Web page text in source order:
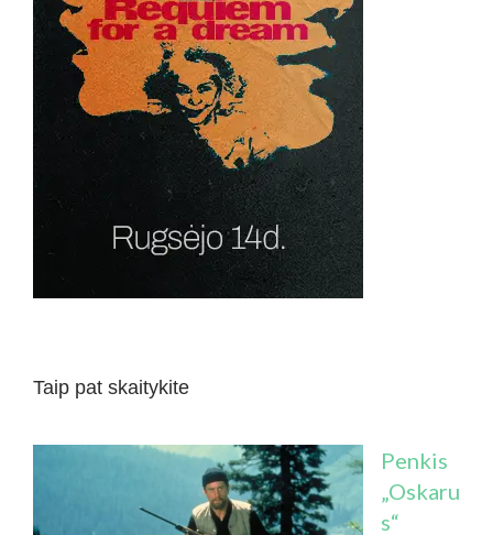
Taip pat skaitykite
Penkis
„Oskaru
s“